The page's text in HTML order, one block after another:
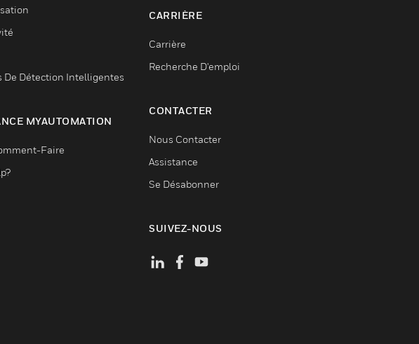
De Détection Intelligentes
MYAUTOMATION
Faire
CARRIÈRE
Carrière
Recherche D'emploi
CONTACTER
Nous Contacter
Assistance
Se Désabonner
SUIVEZ-NOUS